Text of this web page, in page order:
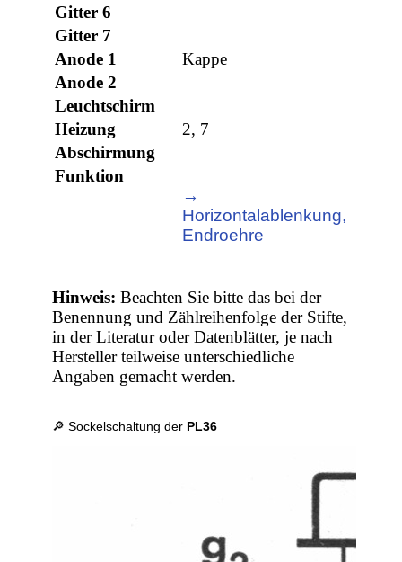
Gitter 6
Gitter 7
Anode 1
Kappe
Anode 2
Leuchtschirm
Heizung
2, 7
Abschirmung
Funktion
→
Horizontalablenkung,
Endroehre
Hinweis: Beachten Sie bitte das bei der
Benennung und Zählreihenfolge der Stifte,
in der Literatur oder Datenblätter, je nach
Hersteller teilweise unterschiedliche
Angaben gemacht werden.
🔎 Sockelschaltung der PL36